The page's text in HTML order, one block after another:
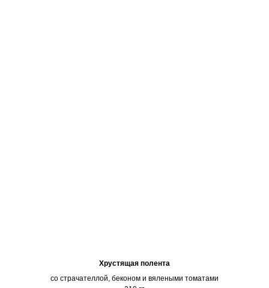
Хрустящая полента
со страчателлой, беконом и вялеными томатами